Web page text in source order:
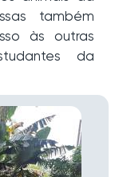
também
às outras
da